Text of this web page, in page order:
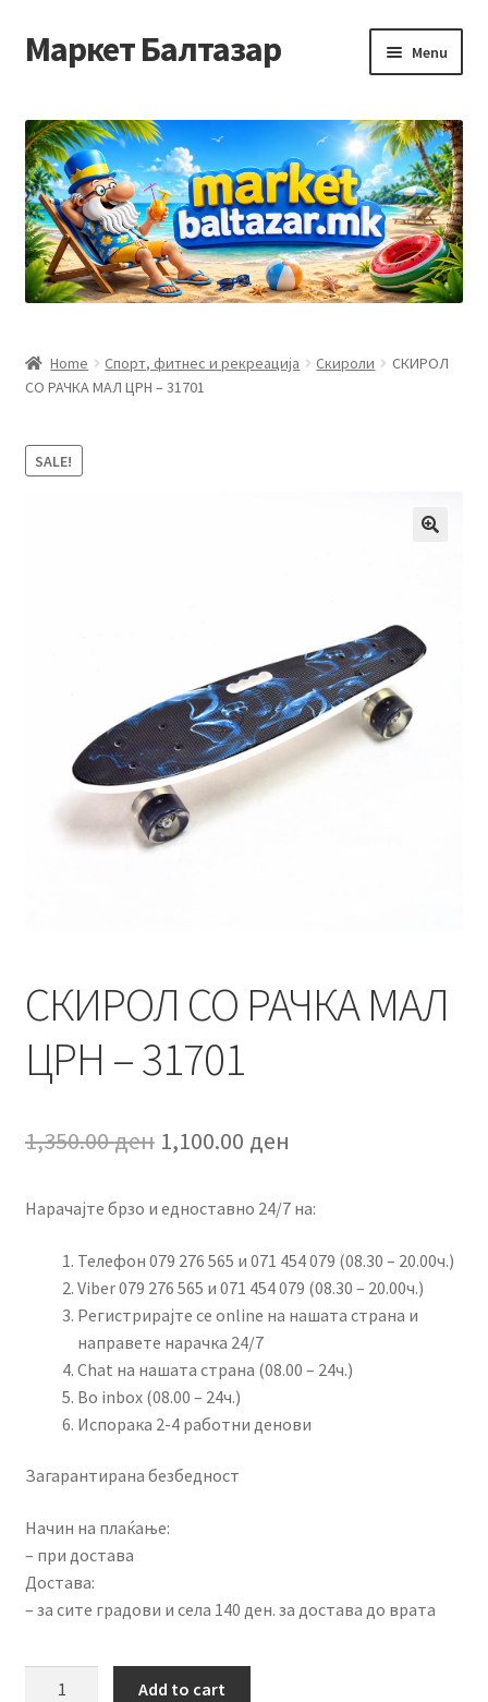
Skip
to
Skip
to
Маркет Балтазар Menu
Checkout
Homepage
Privacy Policy
Контакт
Корисничка подршка
Услови за користење
Home Спорт, фитнес и рекреација Скироли
СКИРОЛ
СО РАЧКА МАЛ ЦРН – 31701
SALE!
СКИРОЛ СО РАЧКА МАЛ
ЦРН – 31701
1,350.00ден Original
was:
1,350.00 ден.
1,100.00 ден
is:
1,100.00 ден.
Нарачајте брзо и едноставно 24/7 на:
Телефон 079 276 565 и 071 454 079 (08.30 – 20.00ч.)
Viber 079 276 565 и 071 454 079 (08.30 – 20.00ч.)
Регистрирајте се online на нашата страна и
направете нарачка 24/7
Chat на нашата страна (08.00 – 24ч.)
Во inbox (08.00 – 24ч.)
Испорака 2-4 работни денови
Загарантирана безбедност
Начин на плаќање:
– при достава
Достава:
– за сите градови и села 140 ден. за достава до врата
Add to cart